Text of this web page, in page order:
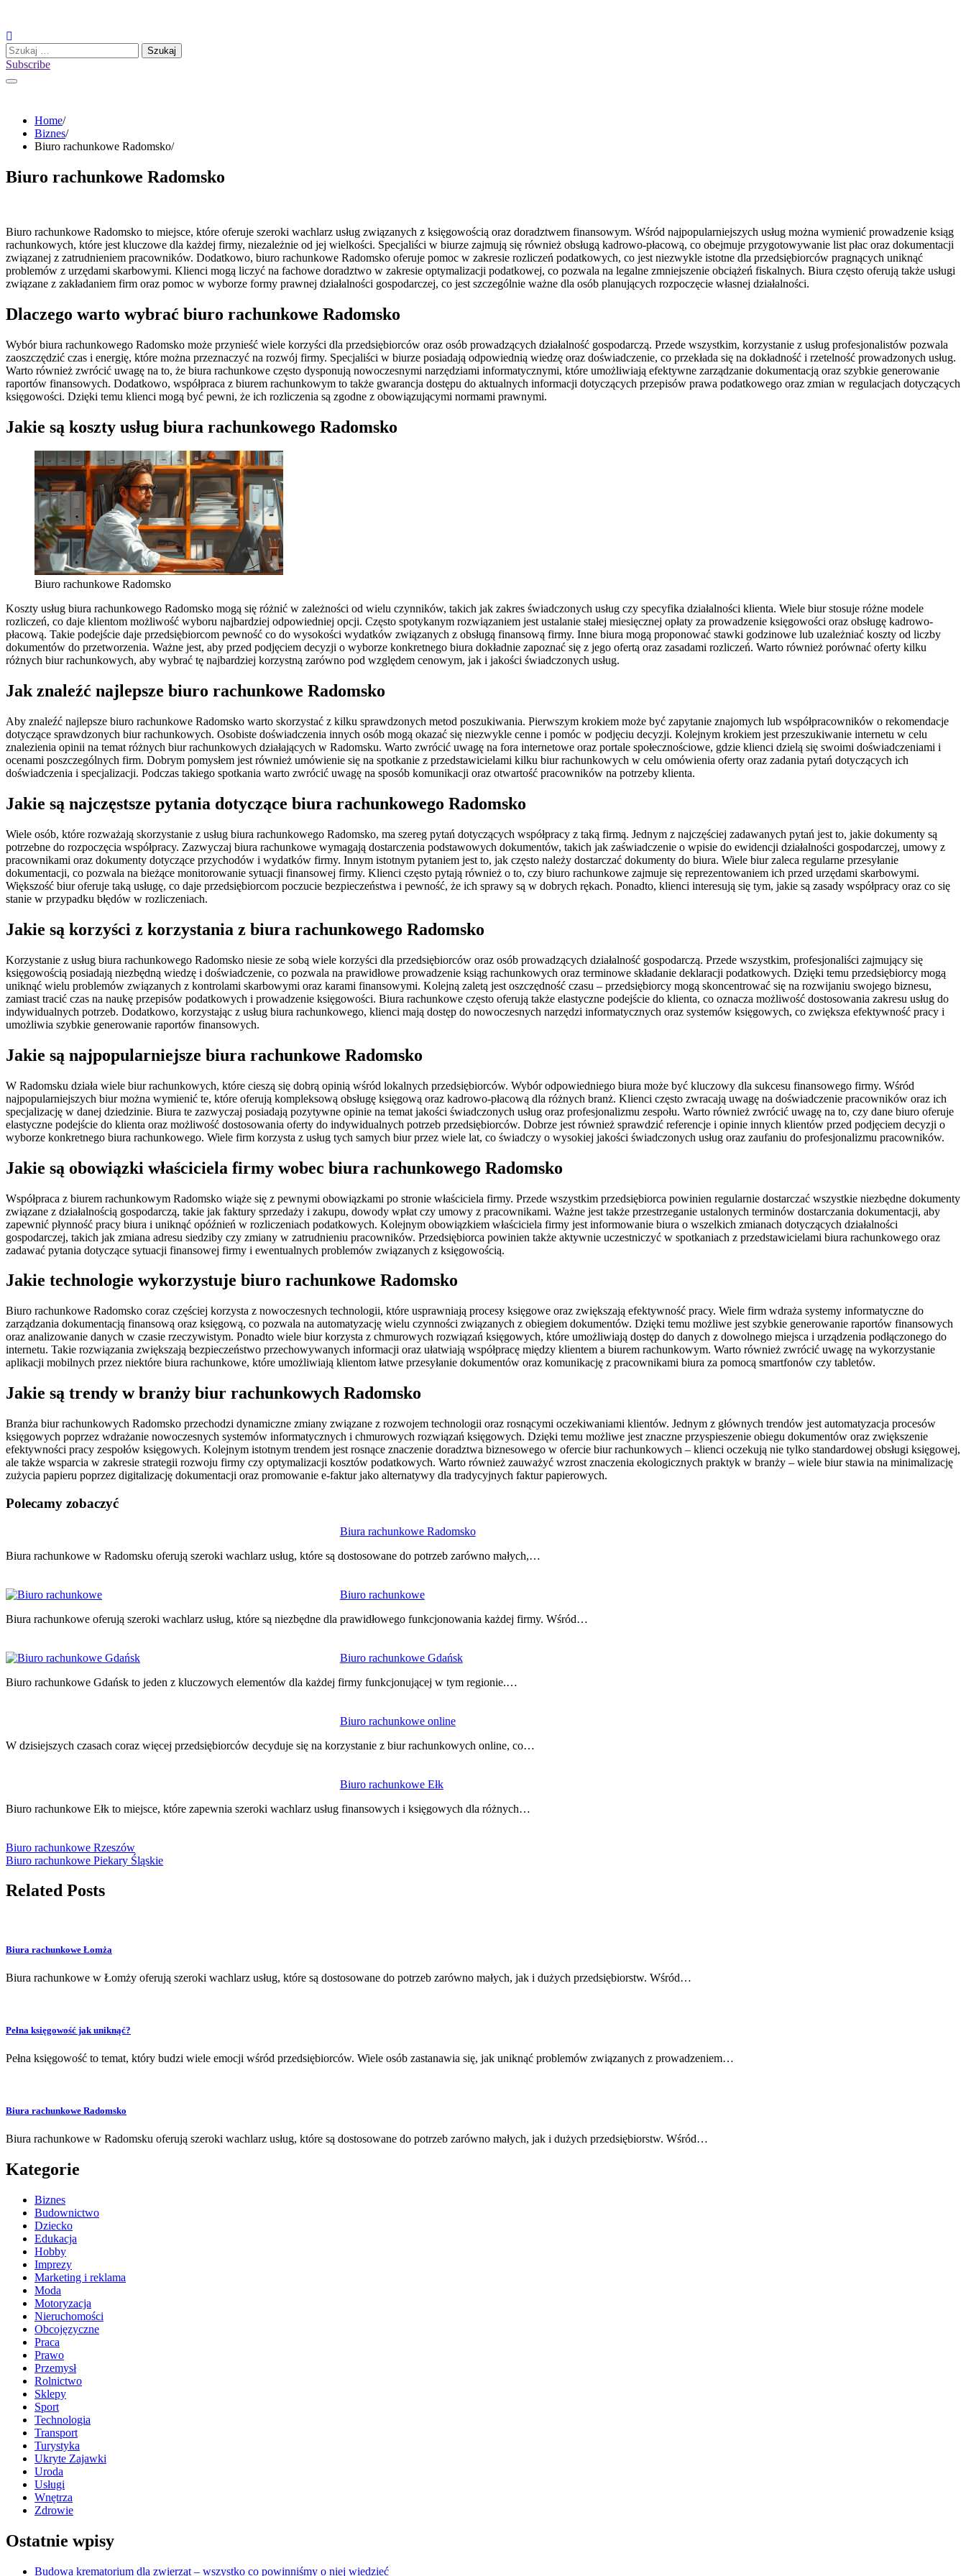
content
Szukaj:
Subscribe
Home
Biznes
Biuro rachunkowe Radomsko
Biuro rachunkowe Radomsko
Biuro rachunkowe Radomsko to miejsce, które oferuje szeroki wachlarz usług związanych z księgowością oraz doradztwem finansowym. Wśród najpopularniejszych usług można wymienić prowadzenie ksiąg
rachunkowych, które jest kluczowe dla każdej firmy, niezależnie od jej wielkości. Specjaliści w biurze zajmują się również obsługą kadrowo-płacową, co obejmuje przygotowywanie list płac oraz dokumentacji
związanej z zatrudnieniem pracowników. Dodatkowo, biuro rachunkowe Radomsko oferuje pomoc w zakresie rozliczeń podatkowych, co jest niezwykle istotne dla przedsiębiorców pragnących uniknąć
problemów z urzędami skarbowymi. Klienci mogą liczyć na fachowe doradztwo w zakresie optymalizacji podatkowej, co pozwala na legalne zmniejszenie obciążeń fiskalnych. Biura często oferują także usługi
związane z zakładaniem firm oraz pomoc w wyborze formy prawnej działalności gospodarczej, co jest szczególnie ważne dla osób planujących rozpoczęcie własnej działalności.
Dlaczego warto wybrać biuro rachunkowe Radomsko
Wybór biura rachunkowego Radomsko może przynieść wiele korzyści dla przedsiębiorców oraz osób prowadzących działalność gospodarczą. Przede wszystkim, korzystanie z usług profesjonalistów pozwala
zaoszczędzić czas i energię, które można przeznaczyć na rozwój firmy. Specjaliści w biurze posiadają odpowiednią wiedzę oraz doświadczenie, co przekłada się na dokładność i rzetelność prowadzonych usług.
Warto również zwrócić uwagę na to, że biura rachunkowe często dysponują nowoczesnymi narzędziami informatycznymi, które umożliwiają efektywne zarządzanie dokumentacją oraz szybkie generowanie
raportów finansowych. Dodatkowo, współpraca z biurem rachunkowym to także gwarancja dostępu do aktualnych informacji dotyczących przepisów prawa podatkowego oraz zmian w regulacjach dotyczących
księgowości. Dzięki temu klienci mogą być pewni, że ich rozliczenia są zgodne z obowiązującymi normami prawnymi.
Jakie są koszty usług biura rachunkowego Radomsko
Biuro rachunkowe Radomsko
Koszty usług biura rachunkowego Radomsko mogą się różnić w zależności od wielu czynników, takich jak zakres świadczonych usług czy specyfika działalności klienta. Wiele biur stosuje różne modele
rozliczeń, co daje klientom możliwość wyboru najbardziej odpowiedniej opcji. Często spotykanym rozwiązaniem jest ustalanie stałej miesięcznej opłaty za prowadzenie księgowości oraz obsługę kadrowo-
płacową. Takie podejście daje przedsiębiorcom pewność co do wysokości wydatków związanych z obsługą finansową firmy. Inne biura mogą proponować stawki godzinowe lub uzależniać koszty od liczby
dokumentów do przetworzenia. Ważne jest, aby przed podjęciem decyzji o wyborze konkretnego biura dokładnie zapoznać się z jego ofertą oraz zasadami rozliczeń. Warto również porównać oferty kilku
różnych biur rachunkowych, aby wybrać tę najbardziej korzystną zarówno pod względem cenowym, jak i jakości świadczonych usług.
Jak znaleźć najlepsze biuro rachunkowe Radomsko
Aby znaleźć najlepsze biuro rachunkowe Radomsko warto skorzystać z kilku sprawdzonych metod poszukiwania. Pierwszym krokiem może być zapytanie znajomych lub współpracowników o rekomendacje
dotyczące sprawdzonych biur rachunkowych. Osobiste doświadczenia innych osób mogą okazać się niezwykle cenne i pomóc w podjęciu decyzji. Kolejnym krokiem jest przeszukiwanie internetu w celu
znalezienia opinii na temat różnych biur rachunkowych działających w Radomsku. Warto zwrócić uwagę na fora internetowe oraz portale społecznościowe, gdzie klienci dzielą się swoimi doświadczeniami i
ocenami poszczególnych firm. Dobrym pomysłem jest również umówienie się na spotkanie z przedstawicielami kilku biur rachunkowych w celu omówienia oferty oraz zadania pytań dotyczących ich
doświadczenia i specjalizacji. Podczas takiego spotkania warto zwrócić uwagę na sposób komunikacji oraz otwartość pracowników na potrzeby klienta.
Jakie są najczęstsze pytania dotyczące biura rachunkowego Radomsko
Wiele osób, które rozważają skorzystanie z usług biura rachunkowego Radomsko, ma szereg pytań dotyczących współpracy z taką firmą. Jednym z najczęściej zadawanych pytań jest to, jakie dokumenty są
potrzebne do rozpoczęcia współpracy. Zazwyczaj biura rachunkowe wymagają dostarczenia podstawowych dokumentów, takich jak zaświadczenie o wpisie do ewidencji działalności gospodarczej, umowy z
pracownikami oraz dokumenty dotyczące przychodów i wydatków firmy. Innym istotnym pytaniem jest to, jak często należy dostarczać dokumenty do biura. Wiele biur zaleca regularne przesyłanie
dokumentacji, co pozwala na bieżące monitorowanie sytuacji finansowej firmy. Klienci często pytają również o to, czy biuro rachunkowe zajmuje się reprezentowaniem ich przed urzędami skarbowymi.
Większość biur oferuje taką usługę, co daje przedsiębiorcom poczucie bezpieczeństwa i pewność, że ich sprawy są w dobrych rękach. Ponadto, klienci interesują się tym, jakie są zasady współpracy oraz co się
stanie w przypadku błędów w rozliczeniach.
Jakie są korzyści z korzystania z biura rachunkowego Radomsko
Korzystanie z usług biura rachunkowego Radomsko niesie ze sobą wiele korzyści dla przedsiębiorców oraz osób prowadzących działalność gospodarczą. Przede wszystkim, profesjonaliści zajmujący się
księgowością posiadają niezbędną wiedzę i doświadczenie, co pozwala na prawidłowe prowadzenie ksiąg rachunkowych oraz terminowe składanie deklaracji podatkowych. Dzięki temu przedsiębiorcy mogą
uniknąć wielu problemów związanych z kontrolami skarbowymi oraz karami finansowymi. Kolejną zaletą jest oszczędność czasu – przedsiębiorcy mogą skoncentrować się na rozwijaniu swojego biznesu,
zamiast tracić czas na naukę przepisów podatkowych i prowadzenie księgowości. Biura rachunkowe często oferują także elastyczne podejście do klienta, co oznacza możliwość dostosowania zakresu usług do
indywidualnych potrzeb. Dodatkowo, korzystając z usług biura rachunkowego, klienci mają dostęp do nowoczesnych narzędzi informatycznych oraz systemów księgowych, co zwiększa efektywność pracy i
umożliwia szybkie generowanie raportów finansowych.
Jakie są najpopularniejsze biura rachunkowe Radomsko
W Radomsku działa wiele biur rachunkowych, które cieszą się dobrą opinią wśród lokalnych przedsiębiorców. Wybór odpowiedniego biura może być kluczowy dla sukcesu finansowego firmy. Wśród
najpopularniejszych biur można wymienić te, które oferują kompleksową obsługę księgową oraz kadrowo-płacową dla różnych branż. Klienci często zwracają uwagę na doświadczenie pracowników oraz ich
specjalizację w danej dziedzinie. Biura te zazwyczaj posiadają pozytywne opinie na temat jakości świadczonych usług oraz profesjonalizmu zespołu. Warto również zwrócić uwagę na to, czy dane biuro oferuje
elastyczne podejście do klienta oraz możliwość dostosowania oferty do indywidualnych potrzeb przedsiębiorców. Dobrze jest również sprawdzić referencje i opinie innych klientów przed podjęciem decyzji o
wyborze konkretnego biura rachunkowego. Wiele firm korzysta z usług tych samych biur przez wiele lat, co świadczy o wysokiej jakości świadczonych usług oraz zaufaniu do profesjonalizmu pracowników.
Jakie są obowiązki właściciela firmy wobec biura rachunkowego Radomsko
Współpraca z biurem rachunkowym Radomsko wiąże się z pewnymi obowiązkami po stronie właściciela firmy. Przede wszystkim przedsiębiorca powinien regularnie dostarczać wszystkie niezbędne dokumenty
związane z działalnością gospodarczą, takie jak faktury sprzedaży i zakupu, dowody wpłat czy umowy z pracownikami. Ważne jest także przestrzeganie ustalonych terminów dostarczania dokumentacji, aby
zapewnić płynność pracy biura i uniknąć opóźnień w rozliczeniach podatkowych. Kolejnym obowiązkiem właściciela firmy jest informowanie biura o wszelkich zmianach dotyczących działalności
gospodarczej, takich jak zmiana adresu siedziby czy zmiany w zatrudnieniu pracowników. Przedsiębiorca powinien także aktywnie uczestniczyć w spotkaniach z przedstawicielami biura rachunkowego oraz
zadawać pytania dotyczące sytuacji finansowej firmy i ewentualnych problemów związanych z księgowością.
Jakie technologie wykorzystuje biuro rachunkowe Radomsko
Biuro rachunkowe Radomsko coraz częściej korzysta z nowoczesnych technologii, które usprawniają procesy księgowe oraz zwiększają efektywność pracy. Wiele firm wdraża systemy informatyczne do
zarządzania dokumentacją finansową oraz księgową, co pozwala na automatyzację wielu czynności związanych z obiegiem dokumentów. Dzięki temu możliwe jest szybkie generowanie raportów finansowych
oraz analizowanie danych w czasie rzeczywistym. Ponadto wiele biur korzysta z chmurowych rozwiązań księgowych, które umożliwiają dostęp do danych z dowolnego miejsca i urządzenia podłączonego do
internetu. Takie rozwiązania zwiększają bezpieczeństwo przechowywanych informacji oraz ułatwiają współpracę między klientem a biurem rachunkowym. Warto również zwrócić uwagę na wykorzystanie
aplikacji mobilnych przez niektóre biura rachunkowe, które umożliwiają klientom łatwe przesyłanie dokumentów oraz komunikację z pracownikami biura za pomocą smartfonów czy tabletów.
Jakie są trendy w branży biur rachunkowych Radomsko
Branża biur rachunkowych Radomsko przechodzi dynamiczne zmiany związane z rozwojem technologii oraz rosnącymi oczekiwaniami klientów. Jednym z głównych trendów jest automatyzacja procesów
księgowych poprzez wdrażanie nowoczesnych systemów informatycznych i chmurowych rozwiązań księgowych. Dzięki temu możliwe jest znaczne przyspieszenie obiegu dokumentów oraz zwiększenie
efektywności pracy zespołów księgowych. Kolejnym istotnym trendem jest rosnące znaczenie doradztwa biznesowego w ofercie biur rachunkowych – klienci oczekują nie tylko standardowej obsługi księgowej,
ale także wsparcia w zakresie strategii rozwoju firmy czy optymalizacji kosztów podatkowych. Warto również zauważyć wzrost znaczenia ekologicznych praktyk w branży – wiele biur stawia na minimalizację
zużycia papieru poprzez digitalizację dokumentacji oraz promowanie e-faktur jako alternatywy dla tradycyjnych faktur papierowych.
Polecamy zobaczyć
Biura rachunkowe Radomsko
Biura rachunkowe w Radomsku oferują szeroki wachlarz usług, które są dostosowane do potrzeb zarówno małych,…
Biuro rachunkowe
Biura rachunkowe oferują szeroki wachlarz usług, które są niezbędne dla prawidłowego funkcjonowania każdej firmy. Wśród…
Biuro rachunkowe Gdańsk
Biuro rachunkowe Gdańsk to jeden z kluczowych elementów dla każdej firmy funkcjonującej w tym regionie.…
Biuro rachunkowe online
W dzisiejszych czasach coraz więcej przedsiębiorców decyduje się na korzystanie z biur rachunkowych online, co…
Biuro rachunkowe Ełk
Biuro rachunkowe Ełk to miejsce, które zapewnia szeroki wachlarz usług finansowych i księgowych dla różnych…
wpisu
Biuro rachunkowe Rzeszów
Biuro rachunkowe Piekary Śląskie
Related Posts
Biura rachunkowe Łomża
Biura rachunkowe w Łomży oferują szeroki wachlarz usług, które są dostosowane do potrzeb zarówno małych, jak i dużych przedsiębiorstw. Wśród…
Pełna księgowość jak uniknąć?
Pełna księgowość to temat, który budzi wiele emocji wśród przedsiębiorców. Wiele osób zastanawia się, jak uniknąć problemów związanych z prowadzeniem…
Biura rachunkowe Radomsko
Biura rachunkowe w Radomsku oferują szeroki wachlarz usług, które są dostosowane do potrzeb zarówno małych, jak i dużych przedsiębiorstw. Wśród…
Kategorie
Biznes
Budownictwo
Dziecko
Edukacja
Hobby
Imprezy
Marketing i reklama
Moda
Motoryzacja
Nieruchomości
Obcojęzyczne
Praca
Prawo
Przemysł
Rolnictwo
Sklepy
Sport
Technologia
Transport
Turystyka
Ukryte Zajawki
Uroda
Usługi
Wnętrza
Zdrowie
Ostatnie wpisy
Budowa krematorium dla zwierząt – wszystko co powinniśmy o niej wiedzieć